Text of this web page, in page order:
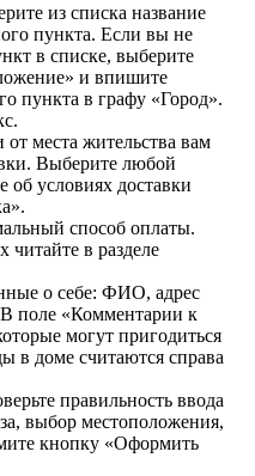
из списка название
пункта. Если вы не
в списке, выберите
и впишите
пункта в графу «Город».
места жительства вам
Выберите любой
условиях доставки
способ оплаты.
читайте в разделе
о себе: ФИО, адрес
поле «Комментарии к
могут пригодиться
в доме считаются справа
правильность ввода
выбор местоположения,
кнопку «Оформить